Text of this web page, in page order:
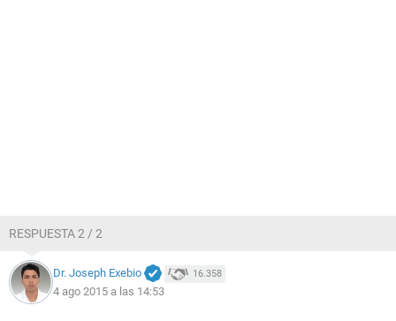
RESPUESTA 2 / 2
Dr. Joseph Exebio 16.358
4 ago 2015 a las 14:53